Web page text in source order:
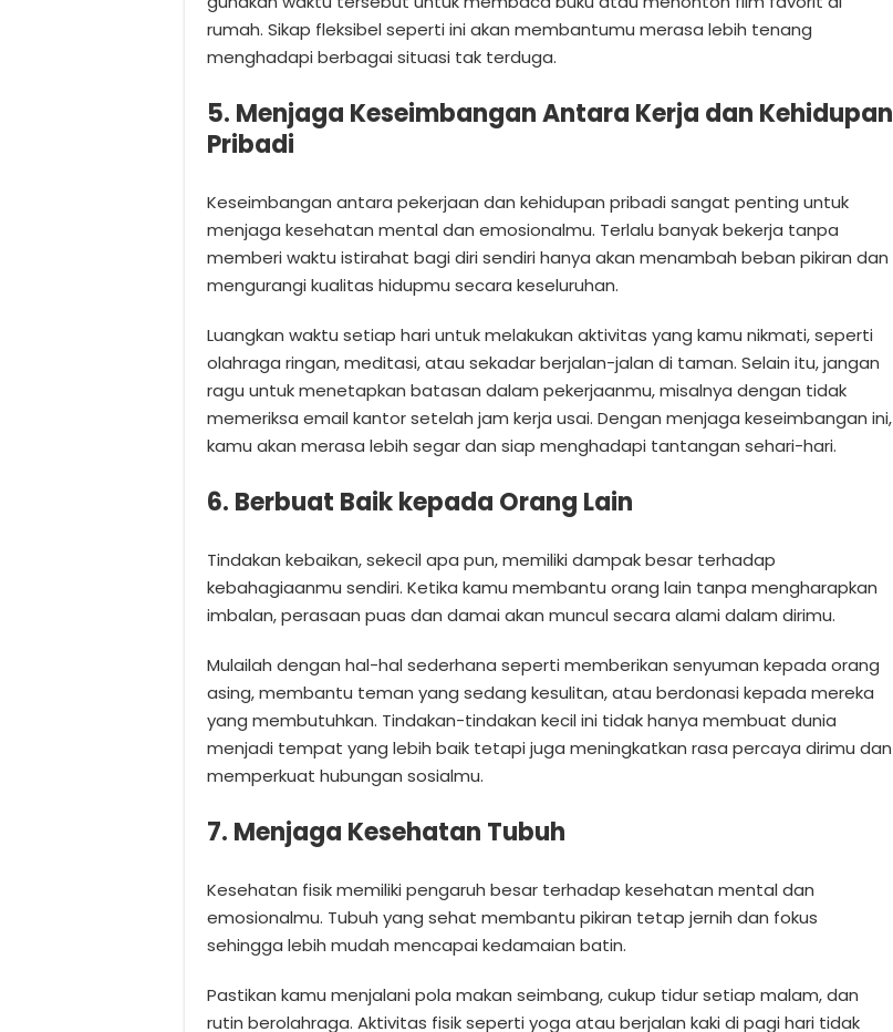
rumah. Sikap fleksibel seperti ini akan membantumu merasa lebih tenang
menghadapi berbagai situasi tak terduga.
5. Menjaga Keseimbangan Antara Kerja dan Kehidupan
Pribadi
Keseimbangan antara pekerjaan dan kehidupan pribadi sangat penting untuk
menjaga kesehatan mental dan emosionalmu. Terlalu banyak bekerja tanpa
memberi waktu istirahat bagi diri sendiri hanya akan menambah beban pikiran dan
mengurangi kualitas hidupmu secara keseluruhan.
Luangkan waktu setiap hari untuk melakukan aktivitas yang kamu nikmati, seperti
olahraga ringan, meditasi, atau sekadar berjalan-jalan di taman. Selain itu, jangan
ragu untuk menetapkan batasan dalam pekerjaanmu, misalnya dengan tidak
memeriksa email kantor setelah jam kerja usai. Dengan menjaga keseimbangan ini,
kamu akan merasa lebih segar dan siap menghadapi tantangan sehari-hari.
6. Berbuat Baik kepada Orang Lain
Tindakan kebaikan, sekecil apa pun, memiliki dampak besar terhadap
kebahagiaanmu sendiri. Ketika kamu membantu orang lain tanpa mengharapkan
imbalan, perasaan puas dan damai akan muncul secara alami dalam dirimu.
Mulailah dengan hal-hal sederhana seperti memberikan senyuman kepada orang
asing, membantu teman yang sedang kesulitan, atau berdonasi kepada mereka
yang membutuhkan. Tindakan-tindakan kecil ini tidak hanya membuat dunia
menjadi tempat yang lebih baik tetapi juga meningkatkan rasa percaya dirimu dan
memperkuat hubungan sosialmu.
7. Menjaga Kesehatan Tubuh
Kesehatan fisik memiliki pengaruh besar terhadap kesehatan mental dan
emosionalmu. Tubuh yang sehat membantu pikiran tetap jernih dan fokus
sehingga lebih mudah mencapai kedamaian batin.
Pastikan kamu menjalani pola makan seimbang, cukup tidur setiap malam, dan
rutin berolahraga. Aktivitas fisik seperti yoga atau berjalan kaki di pagi hari tidak